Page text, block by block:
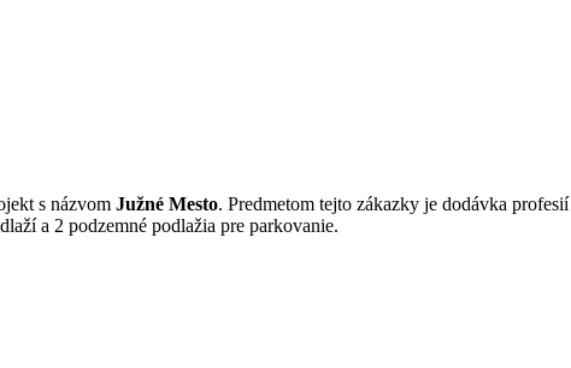
s názvom Južné Mesto. Predmetom tejto zákazky je dodávka profesií
a 2 podzemné podlažia pre parkovanie.